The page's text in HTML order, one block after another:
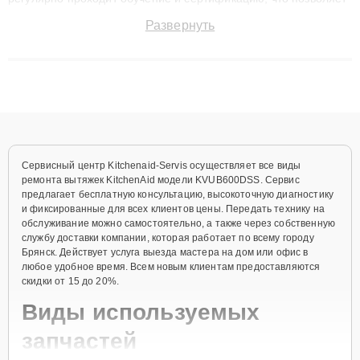
технику с сохранением гарантии до 3 лет. Наши мастера
Развернуть
Сервисный центр Kitchenaid-Servis осуществляет все виды
ремонта вытяжек KitchenAid модели KVUB600DSS. Сервис
предлагает бесплатную консультацию, высокоточную диагностику
и фиксированные для всех клиентов цены. Передать технику на
обслуживание можно самостоятельно, а также через собственную
службу доставки компании, которая работает по всему городу
Брянск. Действует услуга выезда мастера на дом или офис в
любое удобное время. Всем новым клиентам предоставляются
скидки от 15 до 20%.
Виды используемых
запчастей